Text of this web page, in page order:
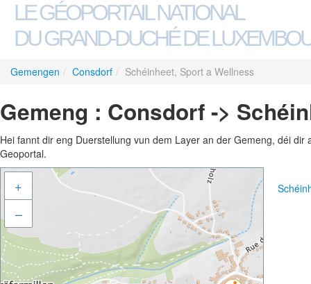
LE GÉOPORTAIL NATIONAL
DU GRAND-DUCHÉ DE
Gemengen / Consdorf / Schéinheet, Sport a Wellness
Gemeng : Consdorf ->
Hei fannt dir eng Duerstellung vun dem Layer an der Gemeng, déi
Geoportal.
+
–